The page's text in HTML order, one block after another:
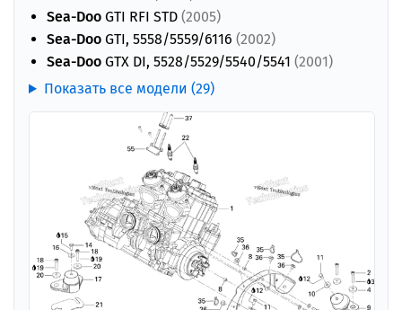
Sea-Doo GTI RFI STD (2005)
Sea-Doo GTI, 5558/5559/6116 (2002)
Sea-Doo GTX DI, 5528/5529/5540/5541 (2001)
Показать все модели (29)